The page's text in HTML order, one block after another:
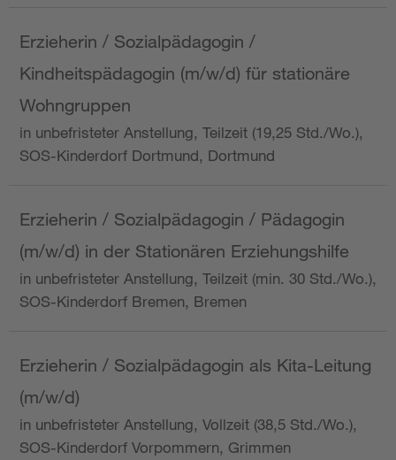
Erzieherin / Sozialpädagogin /
Kindheitspädagogin (m/w/d) für stationäre
Wohngruppen
in unbefristeter Anstellung, Teilzeit (19,25 Std./Wo.),
SOS-Kinderdorf Dortmund, Dortmund
Erzieherin / Sozialpädagogin / Pädagogin
(m/w/d) in der Stationären Erziehungshilfe
in unbefristeter Anstellung, Teilzeit (min. 30 Std./Wo.),
SOS-Kinderdorf Bremen, Bremen
Erzieherin / Sozialpädagogin als Kita-Leitung
(m/w/d)
in unbefristeter Anstellung, Vollzeit (38,5 Std./Wo.),
SOS-Kinderdorf Vorpommern, Grimmen